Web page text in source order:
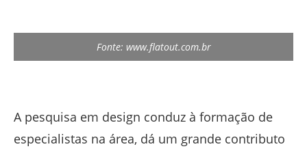
Fonte: www.flatout.com.br
A pesquisa em design conduz à formação de
especialistas na área, dá um grande contributo